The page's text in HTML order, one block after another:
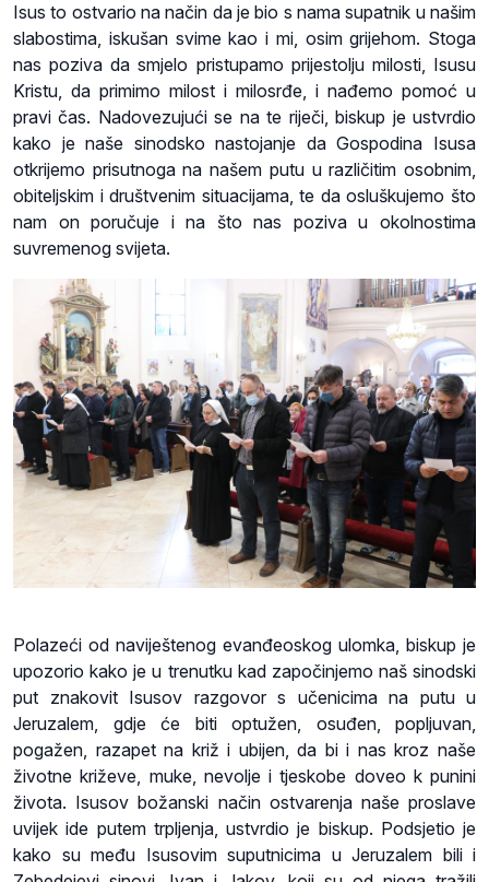
Isus to ostvario na način da je bio s nama supatnik u našim
slabostima, iskušan svime kao i mi, osim grijehom. Stoga
nas poziva da smjelo pristupamo prijestolju milosti, Isusu
Kristu, da primimo milost i milosrđe, i nađemo pomoć u
pravi čas. Nadovezujući se na te riječi, biskup je ustvrdio
kako je naše sinodsko nastojanje da Gospodina Isusa
otkrijemo prisutnoga na našem putu u različitim osobnim,
obiteljskim i društvenim situacijama, te da osluškujemo što
nam on poručuje i na što nas poziva u okolnostima
suvremenog svijeta.
Polazeći od naviještenog evanđeoskog ulomka, biskup je
upozorio kako je u trenutku kad započinjemo naš sinodski
put znakovit Isusov razgovor s učenicima na putu u
Jeruzalem, gdje će biti optužen, osuđen, popljuvan,
pogažen, razapet na križ i ubijen, da bi i nas kroz naše
životne križeve, muke, nevolje i tjeskobe doveo k punini
života. Isusov božanski način ostvarenja naše proslave
uvijek ide putem trpljenja, ustvrdio je biskup. Podsjetio je
kako su među Isusovim suputnicima u Jeruzalem bili i